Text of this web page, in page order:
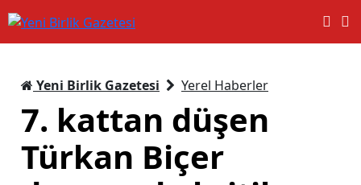
Yeni Birlik Gazetesi Yerel Haberler
7. kattan düşen
Türkan Biçer